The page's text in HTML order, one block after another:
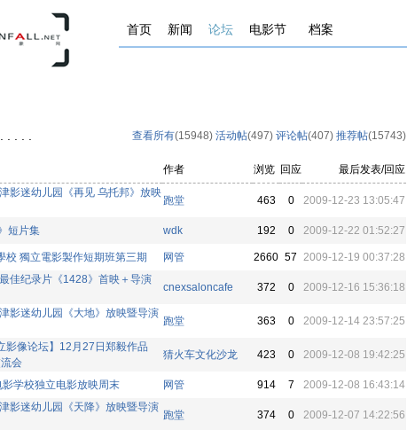
首页 新闻 论坛 电影节 档案
查看所有(15948) 活动帖(497) 评论帖(407) 推荐帖(15743)
. . .
作者 浏览 回应
最后发表/回应
影迷幼儿园《再见 乌托邦》放映
跑堂 463 0 2009-12-23 13:05:47
短片集 wdk 192 0 2009-12-22 01:52:27
校 獨立電影製作短期班第三期 网管 2660 57 2009-12-19 00:37:28
佳纪录片《1428》首映＋导演
cnexsaloncafe 372 0 2009-12-16 15:36:18
影迷幼儿园《大地》放映暨导演
跑堂 363 0 2009-12-14 23:57:25
影像论坛】12月27日郑毅作品
流会
猜火车文化沙龙 423 0 2009-12-08 19:42:25
影学校独立电影放映周末 网管 914 7
2009-12-08 16:43:14
影迷幼儿园《天降》放映暨导演
跑堂 374 0 2009-12-07 14:22:56